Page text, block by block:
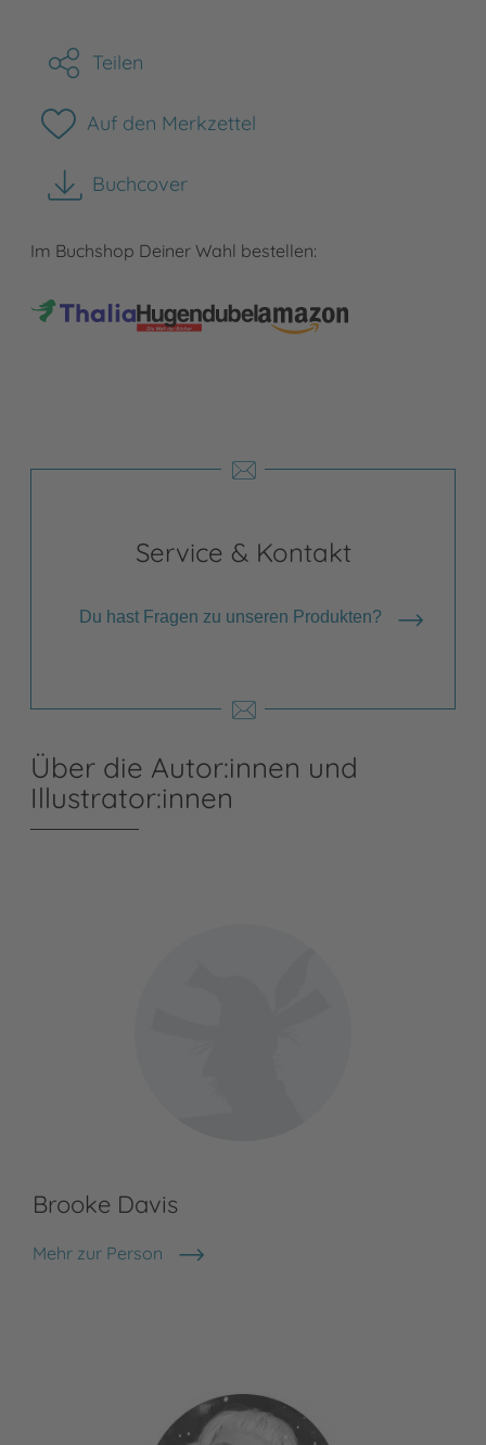
Teilen
Auf den Merkzettel
Buchcover
herunterladen
Im Buchshop Deiner Wahl bestellen:
Service & Kontakt
Du hast Fragen zu unseren Produkten?
Über die Autor:innen und
Illustrator:innen
Brooke Davis
Mehr zur Person
Brooke Davis